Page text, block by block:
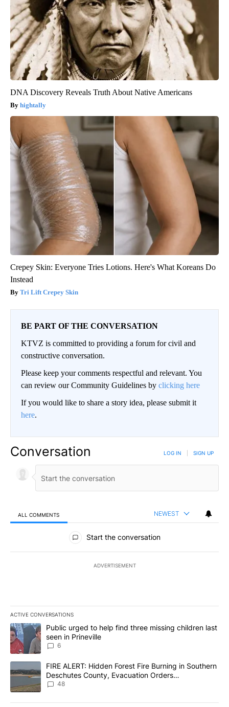
DNA Discovery Reveals Truth About Native Americans
hightally
Crepey Skin: Everyone Tries Lotions. Here's What Koreans Do
Instead
Tri Lift Crepey Skin
BE PART OF THE CONVERSATION
KTVZ is committed to providing a forum for civil and
constructive conversation.
Please keep your comments respectful and relevant. You
can review our Community Guidelines by clicking here
If you would like to share a story idea, please submit it
here.
Conversation LOG IN SIGN UP
ALL COMMENTS NEWEST
All Comments
Start the conversation
ADVERTISEMENT
ACTIVE CONVERSATIONS
The following is a list of the most commented articles in the last
A trending article titled "Public urged to help find three missing
Public urged to help find three missing children last
seen in Prineville
6
A trending article titled "FIRE ALERT: Hidden Forest Fire
FIRE ALERT: Hidden Forest Fire Burning in Southern
Deschutes County, Evacuation Orders
Implemented
48